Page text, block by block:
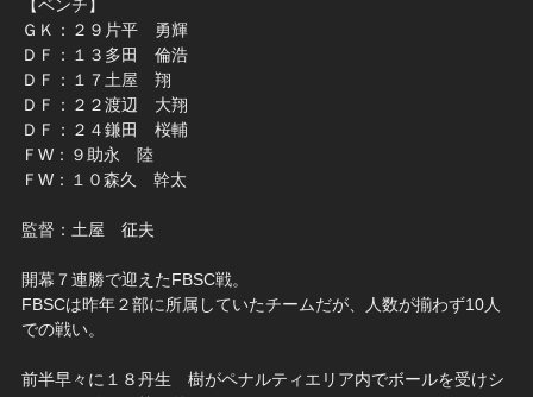
【ベンチ】
ＧＫ：２９片平 勇輝
ＤＦ：１３多田 倫浩
ＤＦ：１７土屋 翔
ＤＦ：２２渡辺 大翔
ＤＦ：２４鎌田 桜輔
ＦW：９助永 陸
ＦW：１０森久 幹太
監督：土屋 征夫
開幕７連勝で迎えたFBSC戦。
FBSCは昨年２部に所属していたチームだが、人数が揃わず10人
での戦い。
前半早々に１８丹生 樹がペナルティエリア内でボールを受けシ